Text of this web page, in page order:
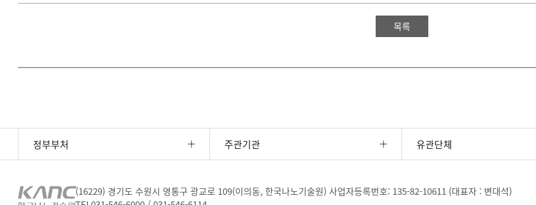
목록
정부부처 주관기관 유관단체
(16229) 경기도 수원시 영통구 광교로 109(이의동, 한국나노기술원) 사업자등록번호: 135-82-10611 (대표자 : 변대석)